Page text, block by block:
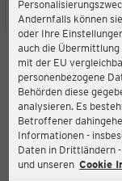
Andernfalls können
oder Ihre
auch die
mit der EU
personenbezogene
Behörden diese
analysieren. Es
Betroffener
Informationen -
Daten in Drittländern
und unseren Cookie
STANDORT SERVICES
Saynstraße
Aktuell:
Geöffnet